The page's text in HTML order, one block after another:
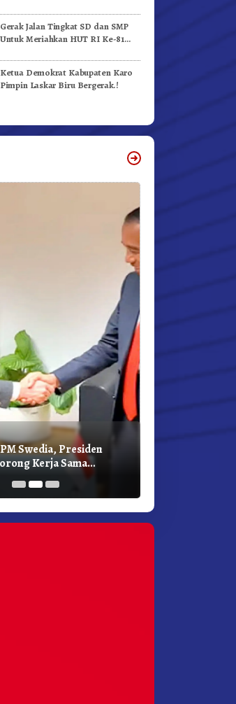
Gerak Jalan Tingkat SD dan SMP
Untuk Meriahkan HUT RI Ke-81
Ketua Demokrat Kabupaten Karo
Pimpin Laskar Biru Bergerak.!
Swedia, Presiden
Kerja Sama
Hijau